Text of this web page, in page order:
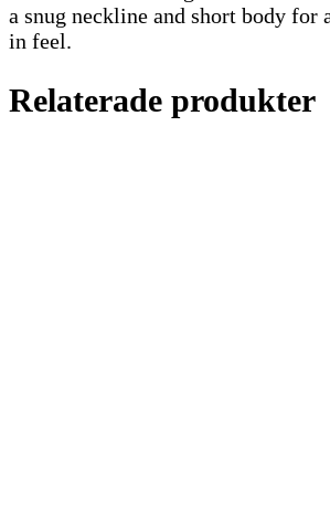
a snug neckline and short body for
in feel.
Relaterade produkter